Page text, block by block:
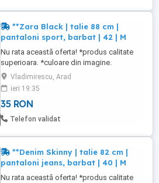
**Zara Black | talie 88 cm |
pantaloni sport, barbat | 42 | M
Nu rata această oferta! *produs calitate
superioara. *culoare din imagine.
*material din imagine. ***stare buna.
produs utilizat. NU FAC SCHIMBURI
Vladimirescu, Arad
ieri 19:35
35 RON
Telefon validat
**Denim Skinny | talie 82 cm |
pantaloni jeans, barbat | 40 | M
Nu rata această oferta! *produs calitate